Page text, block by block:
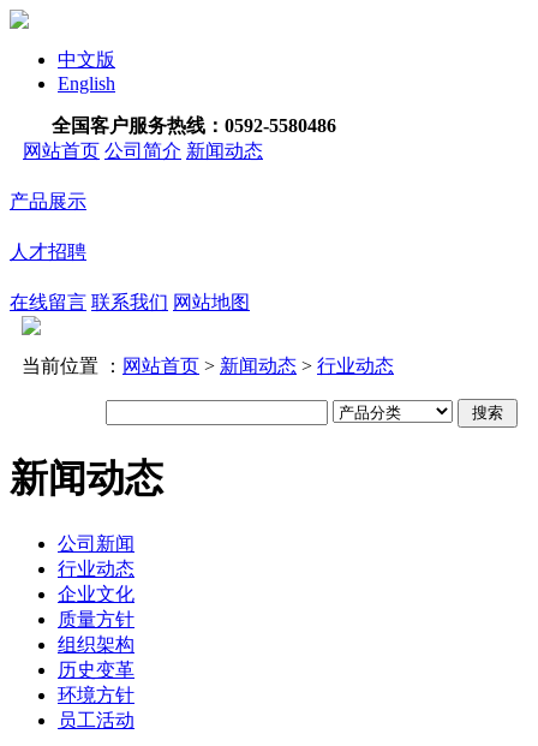
中文版
English
全国客户服务热线： 0592-5580486
网站首页 公司简介 新闻动态
产品展示
人才招聘
在线留言 联系我们 网站地图
当前位置 ： 网站首页 > 新闻动态 > 行业动态
新闻动态
公司新闻
行业动态
企业文化
质量方针
组织架构
历史变革
环境方针
员工活动